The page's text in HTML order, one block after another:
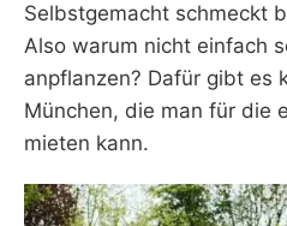
Selbstgemacht schmeckt
Also warum nicht einfach
anpflanzen? Dafür gibt es
München, die man für die
mieten kann.